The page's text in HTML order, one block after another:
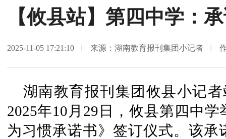
【攸县站】第四中学：
2025-11-05 17:21:10 来源：湖南教育报刊集团小记者
湖南教育报刊集团攸县小记
2025年10月29日，攸县第四中
为习惯承诺书》签订仪式。该